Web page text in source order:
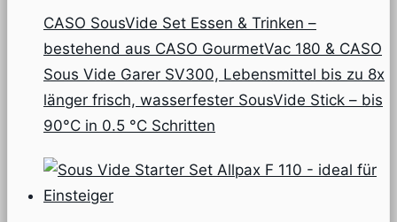
CASO SousVide Set Essen & Trinken –
bestehend aus CASO GourmetVac 180 & CASO
Sous Vide Garer SV300, Lebensmittel bis zu 8x
länger frisch, wasserfester SousVide Stick – bis
90°C in 0.5 °C Schritten